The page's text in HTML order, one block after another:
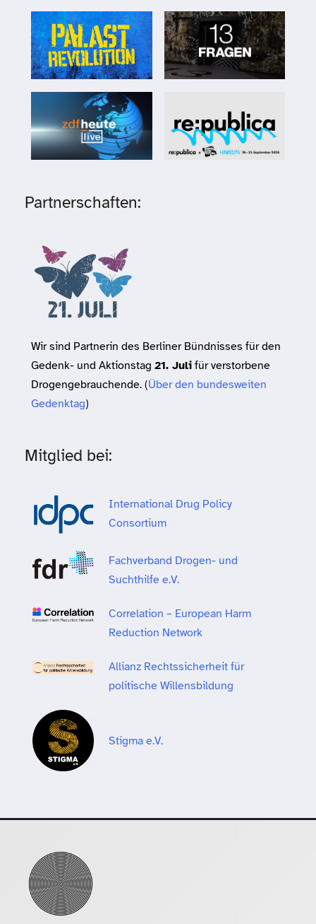
Partnerschaften:
Wir sind Partnerin des Berliner Bündnisses für den
Gedenk- und Aktionstag 21. Julifür verstorbene
Drogengebrauchende. (Über den bundesweiten
Gedenktag)
Mitglied bei:
International Drug Policy
Consortium
Fachverband Drogen- und
Suchthilfe e.V.
Correlation – European Harm
Reduction Network
Allianz Rechtssicherheit für
politische Willensbildung
Stigma e.V.